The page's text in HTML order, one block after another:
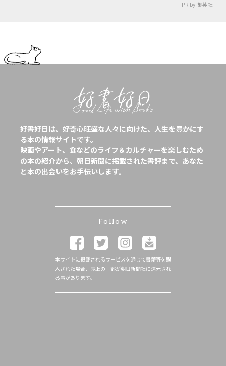
PR by 集英社
好書好日は、好奇心旺盛な人々に向けた、人生を豊かにす
る本の情報サイトです。
映画やアート、食などのライフ＆カルチャーを楽しむため
の本の紹介から、朝日新聞に掲載された書評まで、あなた
と本の出会いをお手伝いします。
Follow
本サイトに掲載されるサービスを通じて書籍等を購
入された場合、売上の一部が朝日新聞社に還元され
る事があります。